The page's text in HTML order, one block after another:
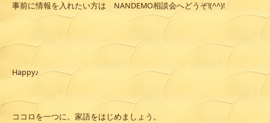
事前に情報を入れたい方は NANDEMO相談会へどうぞ!(^^)!
Happy♪
ココロを一つに。家語をはじめましょう。